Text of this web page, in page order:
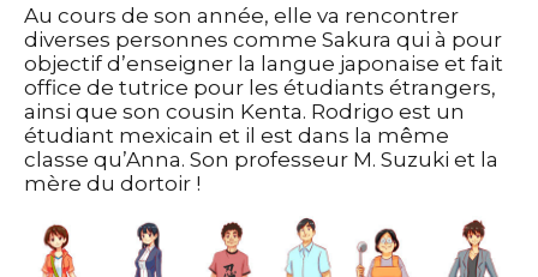
Au cours de son année, elle va rencontrer
diverses personnes comme Sakura qui à pour
objectif d’enseigner la langue japonaise et fait
office de tutrice pour les étudiants étrangers,
ainsi que son cousin Kenta. Rodrigo est un
étudiant mexicain et il est dans la même
classe qu’Anna. Son professeur M. Suzuki et la
mère du dortoir !